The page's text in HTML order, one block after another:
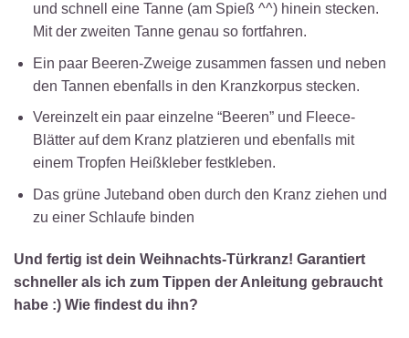
und schnell eine Tanne (am Spieß ^^) hinein stecken.
Mit der zweiten Tanne genau so fortfahren.
Ein paar Beeren-Zweige zusammen fassen und neben
den Tannen ebenfalls in den Kranzkorpus stecken.
Vereinzelt ein paar einzelne “Beeren” und Fleece-
Blätter auf dem Kranz platzieren und ebenfalls mit
einem Tropfen Heißkleber festkleben.
Das grüne Juteband oben durch den Kranz ziehen und
zu einer Schlaufe binden
Und fertig ist dein Weihnachts-Türkranz! Garantiert
schneller als ich zum Tippen der Anleitung gebraucht
habe :) Wie findest du ihn?